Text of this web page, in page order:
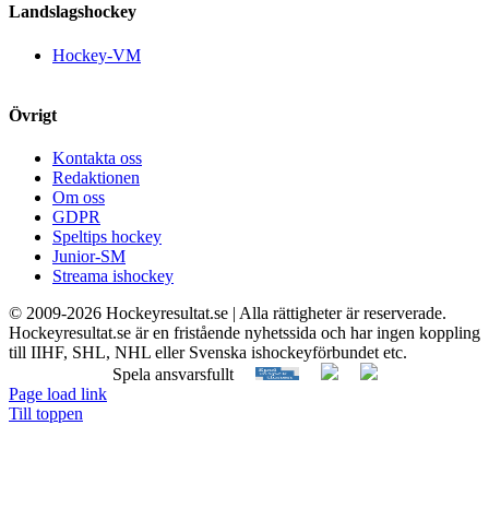
Landslagshockey
Hockey-VM
Övrigt
Kontakta oss
Redaktionen
Om oss
GDPR
Speltips hockey
Junior-SM
Streama ishockey
© 2009-2026 Hockeyresultat.se | Alla rättigheter är reserverade.
Hockeyresultat.se är en fristående nyhetssida och har ingen koppling
till IIHF, SHL, NHL eller Svenska ishockeyförbundet etc.
Spela ansvarsfullt
Page load link
Till toppen